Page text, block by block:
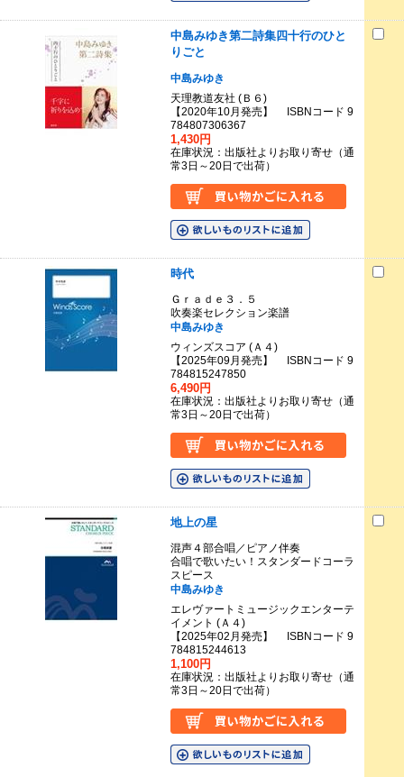
中島みゆき第二詩集四十行のひと
りごと
中島みゆき
天理教道友社 (Ｂ６)
【2020年10月発売】 ISBNコード 9
784807306367
1,430円
在庫状況：出版社よりお取り寄せ（通
常3日～20日で出荷）
時代
Ｇｒａｄｅ３．５
吹奏楽セレクション楽譜
中島みゆき
ウィンズスコア (Ａ４)
【2025年09月発売】 ISBNコード 9
784815247850
6,490円
在庫状況：出版社よりお取り寄せ（通
常3日～20日で出荷）
地上の星
混声４部合唱／ピアノ伴奏
合唱で歌いたい！スタンダードコーラ
スピース
中島みゆき
エレヴァートミュージックエンターテ
イメント (Ａ４)
【2025年02月発売】 ISBNコード 9
784815244613
1,100円
在庫状況：出版社よりお取り寄せ（通
常3日～20日で出荷）